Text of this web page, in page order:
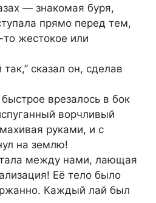
— знакомая буря,
прямо перед тем,
то жестокое или
сказал он, сделав
врезалось в бок
ворчливый
руками, и с
на землю!
между нами, лающая
Её тело было
Каждый лай был